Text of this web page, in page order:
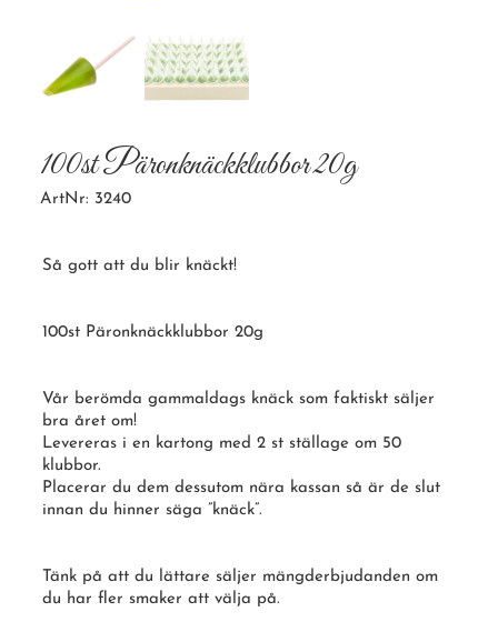
100st Päronknäckklubbor 20g
ArtNr: 3240
Så gott att du blir knäckt!
100st Päronknäckklubbor 20g
Vår berömda gammaldags knäck som faktiskt säljer
bra året om!
Levereras i en kartong med 2 st ställage om 50
klubbor.
Placerar du dem dessutom nära kassan så är de slut
innan du hinner säga ”knäck”.
Tänk på att du lättare säljer mängderbjudanden om
du har fler smaker att välja på.